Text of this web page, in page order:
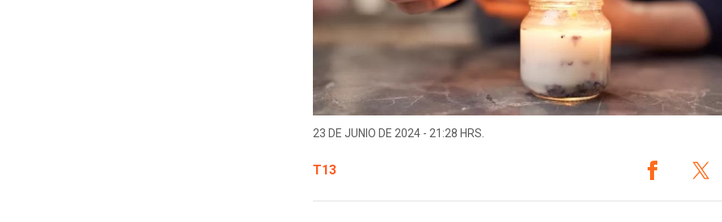
23 DE JUNIO DE 2024 - 21:28 HRS.
T13